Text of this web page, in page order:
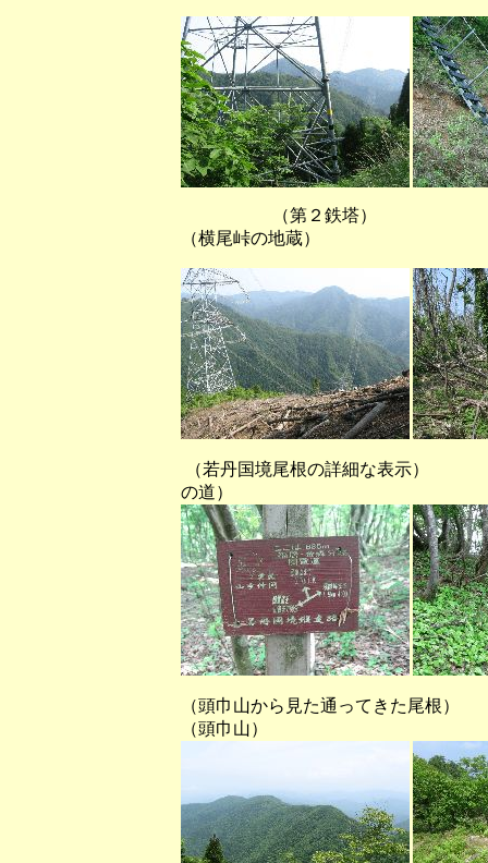
（第２鉄塔）
（横尾峠の地蔵）
（若丹国境尾根の詳細な
の道）
（頭巾山から見た通っ
（頭巾山）